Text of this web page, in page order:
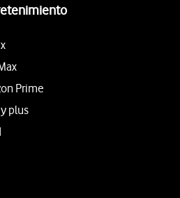
Prime
plus